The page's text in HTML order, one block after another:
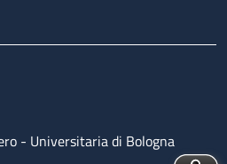
- Universitaria di Bologna